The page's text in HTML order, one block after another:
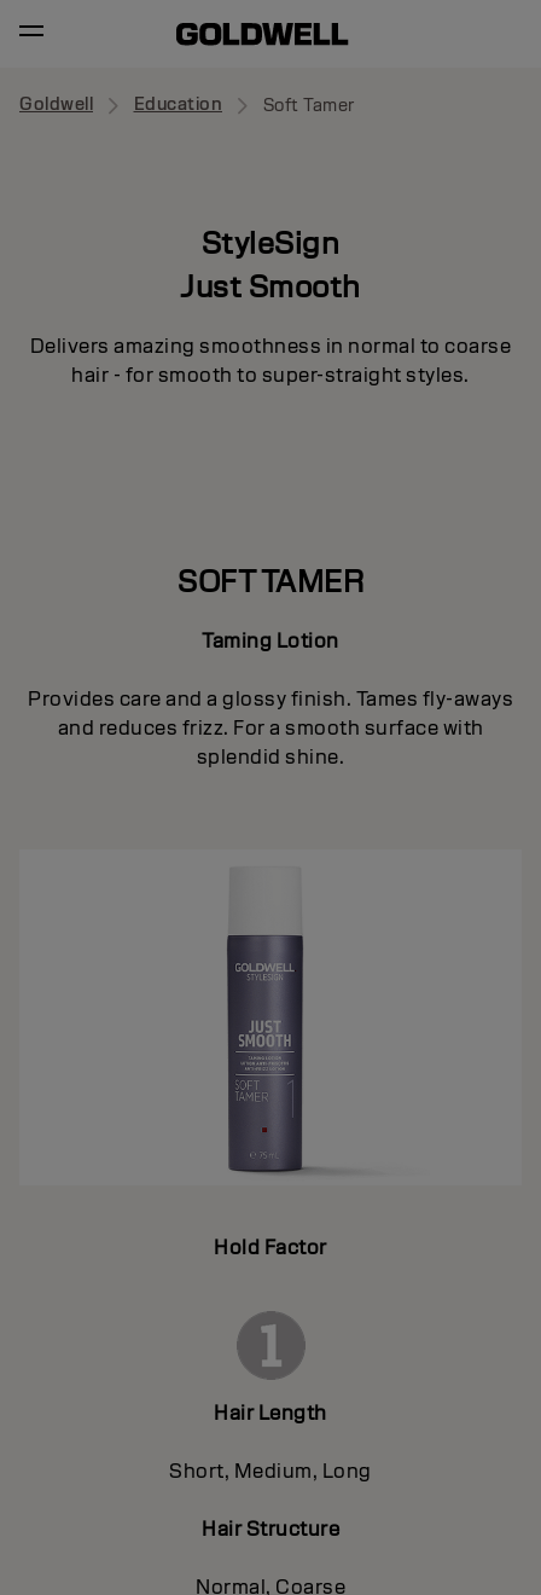
Goldwell Education Soft Tamer
StyleSign
Just Smooth
Delivers amazing smoothness in normal to coarse
hair - for smooth to super-straight styles.
SOFT TAMER
Taming Lotion
Provides care and a glossy finish. Tames fly-aways
and reduces frizz. For a smooth surface with
splendid shine.
Hold Factor
Hair Length
Short, Medium, Long
Hair Structure
Normal, Coarse